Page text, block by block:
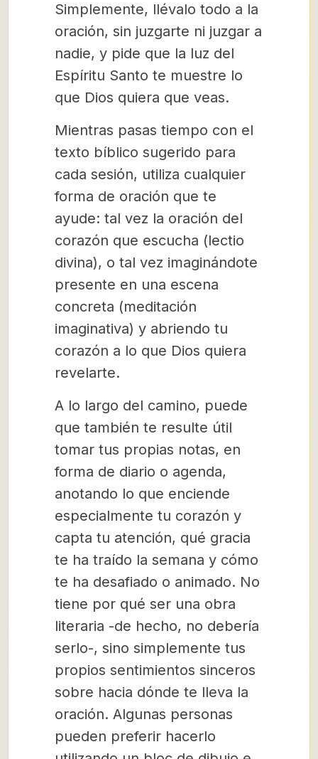
Simplemente, llévalo todo a la
oración, sin juzgarte ni juzgar a
nadie, y pide que la luz del
Espíritu Santo te muestre lo
que Dios quiera que veas.
Mientras pasas tiempo con el
texto bíblico sugerido para
cada sesión, utiliza cualquier
forma de oración que te
ayude: tal vez la oración del
corazón que escucha (lectio
divina), o tal vez imaginándote
presente en una escena
concreta (meditación
imaginativa) y abriendo tu
corazón a lo que Dios quiera
revelarte.
A lo largo del camino, puede
que también te resulte útil
tomar tus propias notas, en
forma de diario o agenda,
anotando lo que enciende
especialmente tu corazón y
capta tu atención, qué gracia
te ha traído la semana y cómo
te ha desafiado o animado. No
tiene por qué ser una obra
literaria -de hecho, no debería
serlo-, sino simplemente tus
propios sentimientos sinceros
sobre hacia dónde te lleva la
oración. Algunas personas
pueden preferir hacerlo